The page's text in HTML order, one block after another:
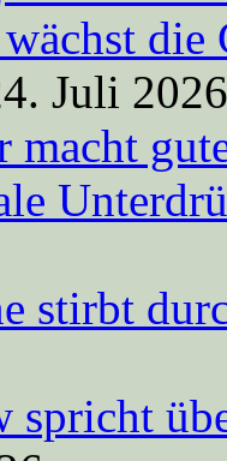
die
Juli
macht
stirbt
spricht